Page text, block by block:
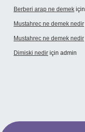
Berberi arap ne demek için
Mustahrec ne demek nedir
Mustahrec ne demek nedir
Dimiski nedir için admin
tulipbett.net/